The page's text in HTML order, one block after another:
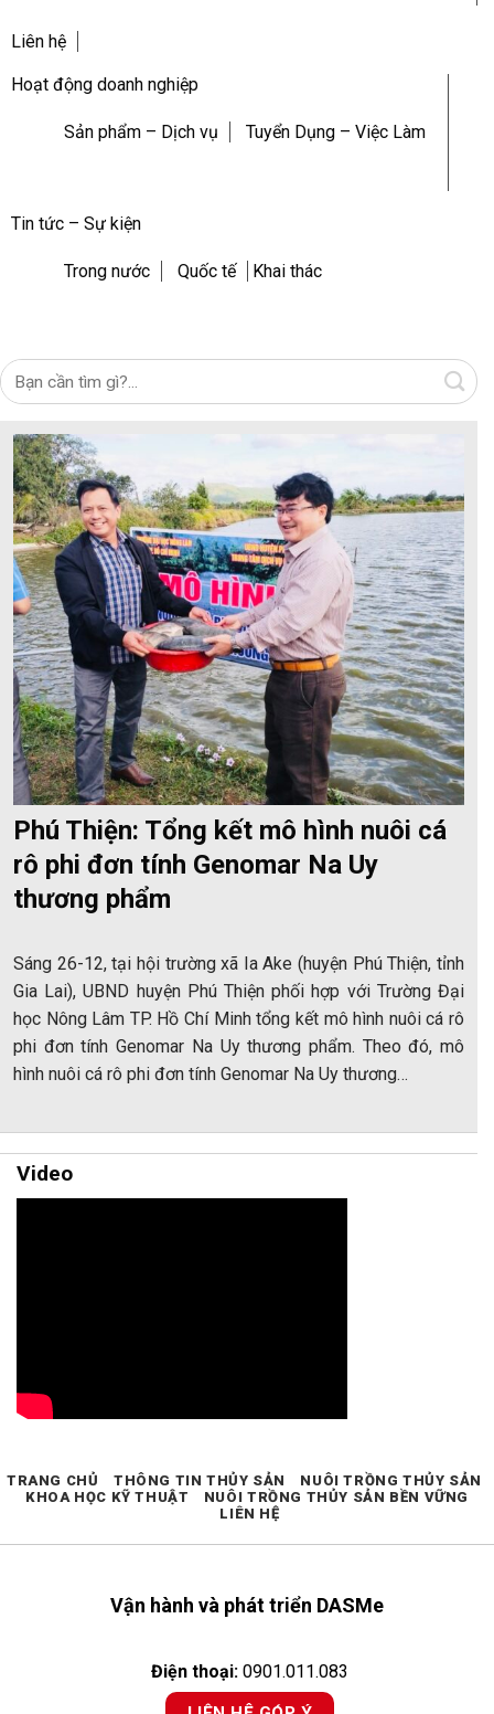
Liên hệ
Hoạt động doanh nghiệp
Sản phẩm – Dịch vụ Tuyển Dụng – Việc Làm
Tin tức – Sự kiện
Trong nước Quốc tế Khai thác
Phú Thiện: Tổng kết mô hình nuôi cá
rô phi đơn tính Genomar Na Uy
thương phẩm
Sáng 26-12, tại hội trường xã Ia Ake (huyện Phú Thiện, tỉnh
Gia Lai), UBND huyện Phú Thiện phối hợp với Trường Đại
học Nông Lâm TP. Hồ Chí Minh tổng kết mô hình nuôi cá rô
phi đơn tính Genomar Na Uy thương phẩm. Theo đó, mô
hình nuôi cá rô phi đơn tính Genomar Na Uy thương…
Video
Vận hành và phát triển DASMe
Điện thoại: 0901.011.083
TRANG CHỦ THÔNG TIN THỦY SẢN
NUÔI TRỒNG THỦY SẢN
KHOA HỌC KỸ THUẬT
NUÔI TRỒNG THỦY SẢN BỀN VỮNG
LIÊN HỆ